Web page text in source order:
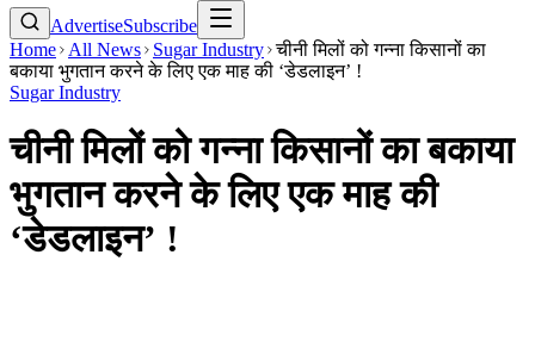
AdvertiseSubscribe
Home
All News Sugar Industry चीनी मिलों को गन्ना किसानों का
बकाया भुगतान करने के लिए एक माह की ‘डेडलाइन’ !
Sugar Industry
चीनी मिलों को गन्ना किसानों का बकाया
भुगतान करने के लिए एक माह की
‘डेडलाइन’ !